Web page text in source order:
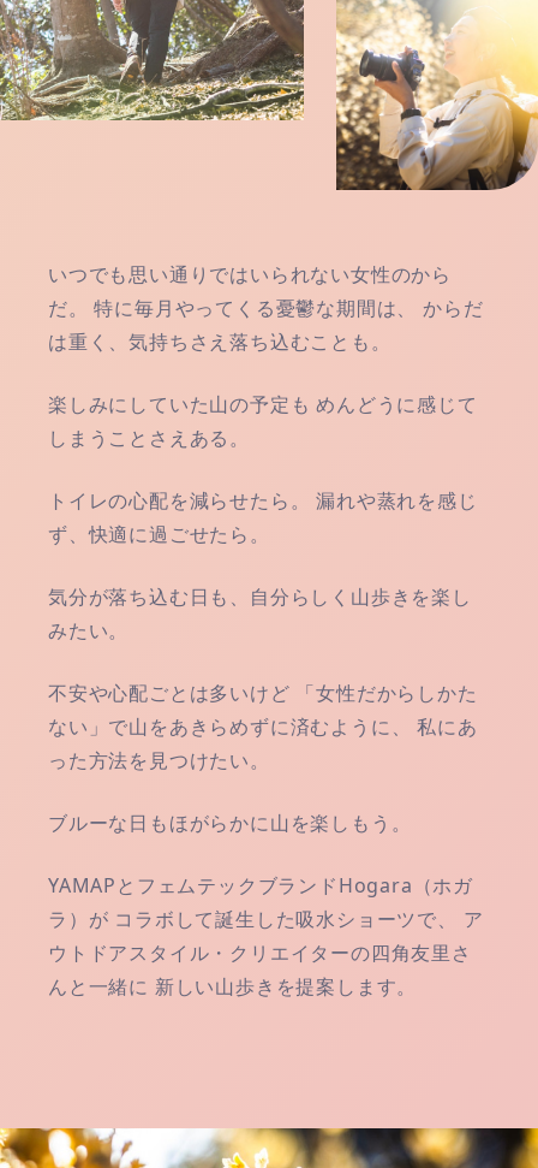
いつでも思い通りではいられない女性のから
だ。
特に毎月やってくる憂鬱な期間は、
からだ
は重く、気持ちさえ落ち込むことも。
楽しみにしていた山の予定も めんどうに感じて
しまうことさえある。
トイレの心配を減らせたら。
漏れや蒸れを感じ
ず、快適に過ごせたら。
気分が落ち込む日も、自分らしく山歩きを楽し
みたい。
不安や心配ごとは多いけど 「女性だからしかた
ない」で山をあきらめずに済むように、
私にあ
った方法を見つけたい。
ブルーな日もほがらかに山を楽しもう。
YAMAPとフェムテックブランドHogara（ホガ
ラ）が コラボして誕生した吸水ショーツで、
ア
ウトドアスタイル・クリエイターの四角友里さ
んと一緒に 新しい山歩きを提案します。